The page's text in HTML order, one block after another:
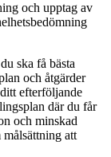
och upptag av
ska få bästa
och åtgärder
efterföljande
där du får
och minskad
att